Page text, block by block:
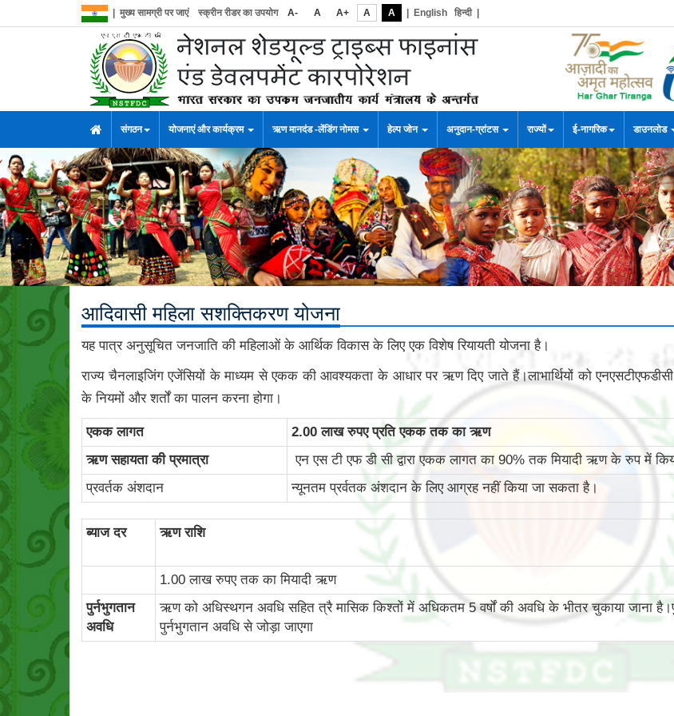
मुख्य सामग्री पर जाएं स्क्रीन रीडर का उपयोग A- A A+ A A English हिन्दी|
संगठन योजनाएं और कार्यक्रम ऋण मानदंड -लेंडिंग नोमस हेल्प जोन अनुदान-ग्रांटस राज्यों ई-नागरिक डाउनलोड
आदिवासी महिला सशक्तिकरण योजना
यह पात्र अनुसूचित जनजाति की महिलाओं के आर्थिक विकास के लिए एक विशेष रियायती योजना है।
राज्य चैनलाइजिंग एजेंसियों के माध्यम से एकक की आवश्यकता के आधार पर ऋण दिए जाते हैं।लाभार्थियों को एनएसटीएफडीसी
के नियमों और शर्तों का पालन करना होगा।
एकक लागत
2.00 लाख रुपए प्रति एकक तक का ऋण
ऋण सहायता की प्रमात्रा
एन एस टी एफ डी सी द्वारा एकक लागत का 90% तक मियादी ऋण के रुप में
प्रवर्तक अंशदान
न्यूनतम प्रर्वतक अंशदान के लिए आग्रह नहीं किया जा सकता है।
ब्‍याज दर ऋण राशि
1.00 लाख रुपए तक का मियादी ऋण
पुर्नभुगतान
अवधि
ऋण को अधिस्थगन अवधि सहित त्रै मासिक किश्तों में अधिकतम 5 वर्षों की अवधि के भीतर चुकाया जाना
पुर्नभुगतान अवधि से जोड़ा जाएगा